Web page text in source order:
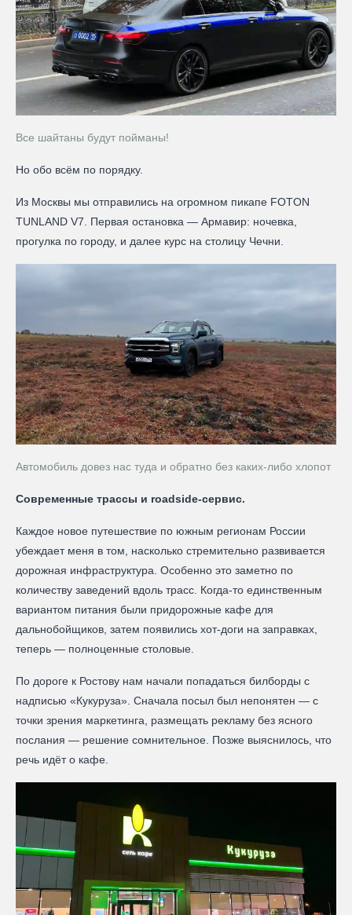
Все шайтаны будут пойманы!
Но обо всём по порядку.
Из Москвы мы отправились на огромном пикапе FOTON
TUNLAND V7. Первая остановка — Армавир: ночевка,
прогулка по городу, и далее курс на столицу Чечни.
Автомобиль довез нас туда и обратно без каких-либо хлопот
Современные трассы и roadside-сервис.
Каждое новое путешествие по южным регионам России
убеждает меня в том, насколько стремительно развивается
дорожная инфраструктура. Особенно это заметно по
количеству заведений вдоль трасс. Когда-то единственным
вариантом питания были придорожные кафе для
дальнобойщиков, затем появились хот-доги на заправках,
теперь — полноценные столовые.
По дороге к Ростову нам начали попадаться билборды с
надписью «Кукуруза». Сначала посыл был непонятен — с
точки зрения маркетинга, размещать рекламу без ясного
послания — решение сомнительное. Позже выяснилось, что
речь идёт о кафе.